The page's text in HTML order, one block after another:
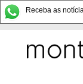
Receba as